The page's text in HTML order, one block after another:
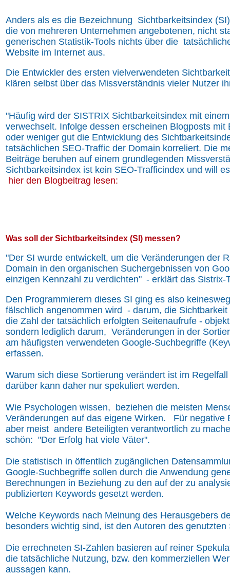
Anders als es die Bezeichnung Sichtbarkeitsindex
die von mehreren Unternehmen angebotenen, nicht
generischen Statistik-Tools nichts über die
Website im Internet aus.
Die Entwickler des ersten vielverwendeten
klären selbst über das Missverständnis vieler Nutzer
"Häufig wird der SISTRIX Sichtbarkeitsindex mit
verwechselt. Infolge dessen erscheinen Blogposts mit
oder weniger gut die Entwicklung des
tatsächlichen SEO-Traffic der Domain korreliert. Die
Beiträge beruhen auf einem grundlegenden
Sichtbarkeitsindex ist kein SEO-Trafficindex und will
hier den Blogbeitrag lesen:
Was soll der Sichtbarkeitsindex (SI) messen?
"Der SI wurde entwickelt, um die Veränderungen der
Domain in den organischen Suchergebnissen von
einzigen Kennzahl zu verdichten" - erklärt das Sistrix-
Den Programmierern dieses SI ging es also
fälschlich angenommen wird - darum, die
die Zahl der tatsächlich erfolgten Seitenaufrufe -
sondern lediglich darum, Veränderungen in der
am häufigsten verwendeten Google-Suchbegriffe
erfassen.
Warum sich diese Sortierung verändert ist im
darüber kann daher nur spekuliert werden.
Wie Psychologen wissen, beziehen die meisten
Veränderungen auf das eigene Wirken. Für negative
aber meist andere Beteiligten verantwortlich zu
schön: "Der Erfolg hat viele Väter".
Die statistisch in öffentlich zugänglichen
Google-Suchbegriffe sollen durch die Anwendung
Berechnungen in Beziehung zu den auf der zu
publizierten Keywords gesetzt werden.
Welche Keywords nach Meinung des Herausgebers
besonders wichtig sind, ist den Autoren des
Die errechneten SI-Zahlen basieren auf reiner
die tatsächliche Nutzung, bzw. den kommerziellen
aussagen kann.